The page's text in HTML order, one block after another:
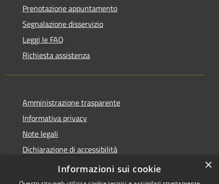
Prenotazione appuntamento
Segnalazione disservizio
Leggi le FAQ
Richiesta assistenza
Amministrazione trasparente
Informativa privacy
Note legali
Dichiarazione di accessibilità
Feedback accessibilità
×
Informazioni sui cookie